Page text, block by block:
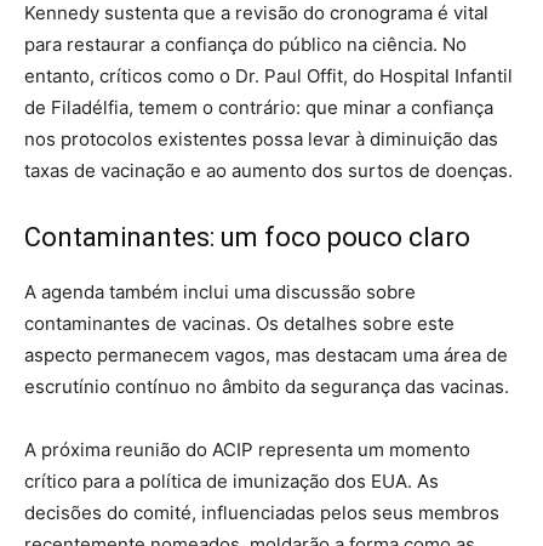
Kennedy sustenta que a revisão do cronograma é vital
para restaurar a confiança do público na ciência. No
entanto, críticos como o Dr. Paul Offit, do Hospital Infantil
de Filadélfia, temem o contrário: que minar a confiança
nos protocolos existentes possa levar à diminuição das
taxas de vacinação e ao aumento dos surtos de doenças.
Contaminantes: um foco pouco claro
A agenda também inclui uma discussão sobre
contaminantes de vacinas. Os detalhes sobre este
aspecto permanecem vagos, mas destacam uma área de
escrutínio contínuo no âmbito da segurança das vacinas.
A próxima reunião do ACIP representa um momento
crítico para a política de imunização dos EUA. As
decisões do comité, influenciadas pelos seus membros